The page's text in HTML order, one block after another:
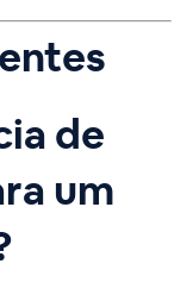
de
um